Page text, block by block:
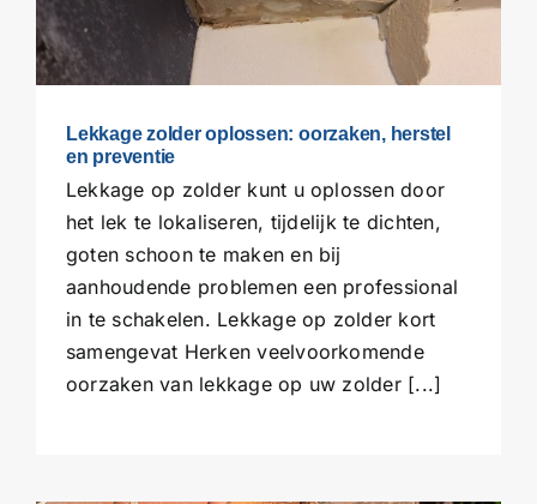
Lekkage zolder oplossen: oorzaken, herstel
en preventie
Lekkage op zolder kunt u oplossen door
het lek te lokaliseren, tijdelijk te dichten,
goten schoon te maken en bij
aanhoudende problemen een professional
in te schakelen. Lekkage op zolder kort
samengevat Herken veelvoorkomende
oorzaken van lekkage op uw zolder [...]